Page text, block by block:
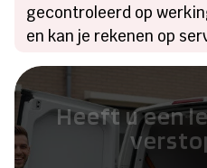
gecontroleerd op
en kan je rekenen op
Heeft u een